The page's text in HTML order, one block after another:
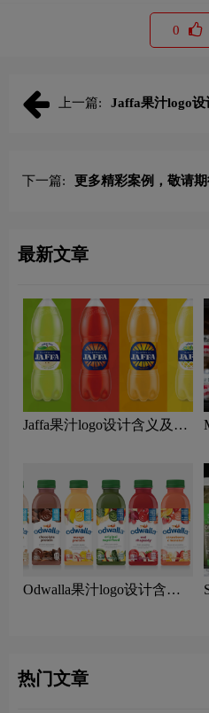
0
上一篇: Jaffa果汁logo
下一篇: 更多精彩案例，敬请期
最新文章
Jaffa果汁logo设计含义及果
Odwalla果汁logo设计含义
热门文章